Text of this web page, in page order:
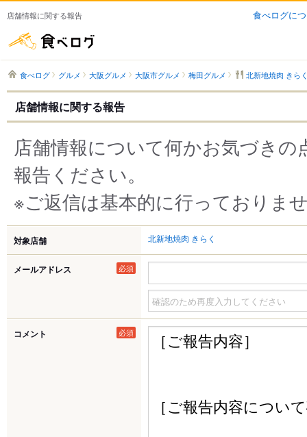
店舗情報に関する報告 食べログに
食べログ グルメ 大阪グルメ 大阪市グルメ 梅田グルメ 北新地焼肉 きら
店舗情報に関する報告
店舗情報について何かお気づき
報告ください。
※ご返信は基本的に行っておりま
対象店舗 北新地焼肉 きらく
必須
メールアドレス
必須
コメント